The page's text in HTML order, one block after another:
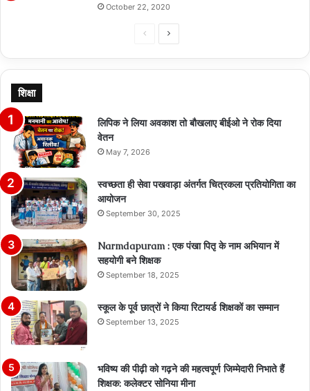
October 22, 2020
PreviousNext
शिक्षा
लिपिक ने लिया अवकाश तो बौखलाए बीईओ ने रोक दिया
वेतन
May 7, 2026
स्वच्छता ही सेवा पखवाड़ा अंतर्गत चित्रकला प्रतियोगिता का
आयोजन
September 30, 2025
Narmdapuram : एक पंखा पितृ के नाम अभियान में
सहयोगी बने शिक्षक
September 18, 2025
स्कूल के पूर्व छात्रों ने किया रिटायर्ड शिक्षकों का सम्मान
September 13, 2025
भविष्य की पीढ़ी को गढ़ने की महत्वपूर्ण जिम्मेदारी निभाते हैं
शिक्षक: कलेक्टर सोनिया मीना